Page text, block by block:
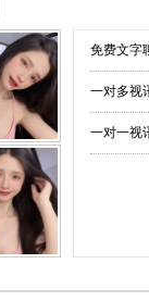
免费文字
一对多视
一对一视